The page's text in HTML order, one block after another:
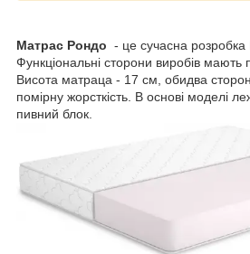
Матрас Рондо - це сучасна розробка
Функціональні сторони виробів мають
Висота матраца - 17 см, обидва
помірну жорсткість. В основі моделі
пивний блок.